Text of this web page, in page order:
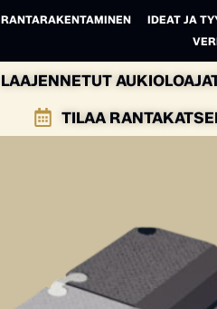
RANTARAKENTAMINEN IDEAT JA
LAAJENNETUT
TILAA